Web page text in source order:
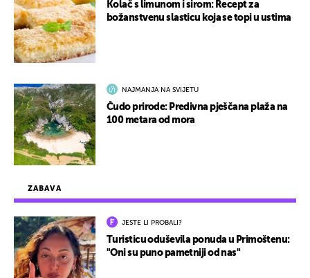
ZABAVA
JESTE LI PROBALI?
Turisticu oduševila ponuda u Primoštenu:
"Oni su puno pametniji od nas"
Kolač s limunom i sirom: Recept za
božanstvenu slasticu koja se topi u ustima
NAJMANJA NA SVIJETU
Čudo prirode: Predivna pješčana plaža na
100 metara od mora